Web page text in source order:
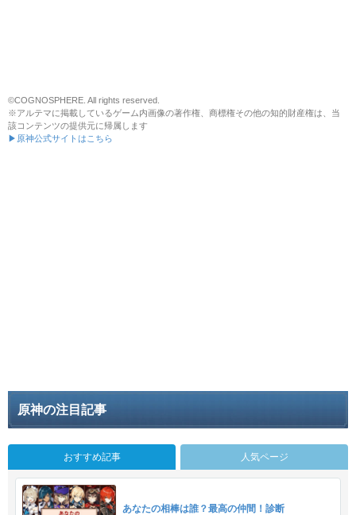
©COGNOSPHERE. All rights reserved.
※アルテマに掲載しているゲーム内画像の著作権、商標権その他の知的財産権は、当
該コンテンツの提供元に帰属します
▶原神公式サイトはこちら
原神の注目記事
おすすめ記事 人気ページ
あなたの相棒は誰？最高の仲間！診断